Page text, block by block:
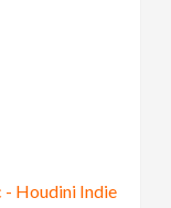
- Houdini Indie